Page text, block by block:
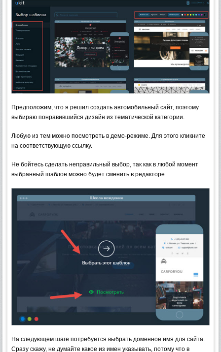
Предположим, что я решил создать автомобильный сайт, поэтому
выбираю понравившийся дизайн из тематической категории.
Любую из тем можно посмотреть в демо-режиме. Для этого кликните
на соответствующую ссылку.
Не бойтесь сделать неправильный выбор, так как в любой момент
выбранный шаблон можно будет сменить в редакторе.
На следующем шаге потребуется выбрать доменное имя для сайта.
Сразу скажу, не думайте какое из имен указывать, потому что в